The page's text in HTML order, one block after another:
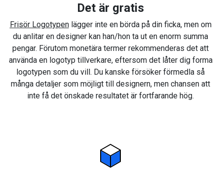
Det är gratis
Frisör Logotypenlägger inte en börda på din ficka, men om
du anlitar en designer kan han/hon ta ut en enorm summa
pengar. Förutom monetära termer rekommenderas det att
använda en logotyp tillverkare, eftersom det låter dig forma
logotypen som du vill. Du kanske försöker förmedla så
många detaljer som möjligt till designern, men chansen att
inte få det önskade resultatet är fortfarande hög.